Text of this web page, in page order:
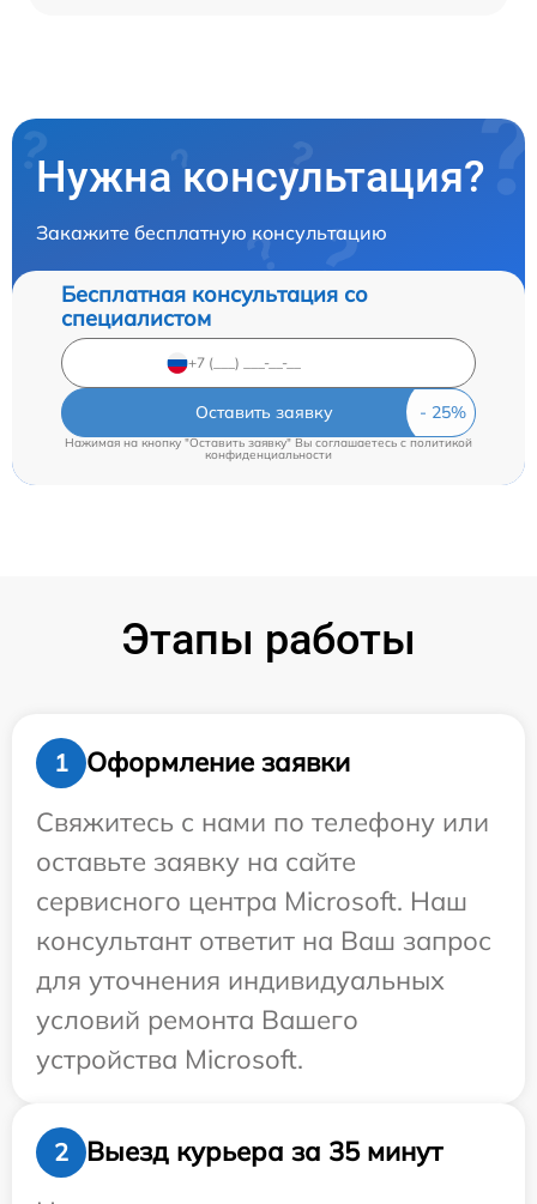
Нужна консультация?
Закажите бесплатную консультацию
Бесплатная консультация со
специалистом
Оставить заявку
Нажимая на кнопку "Оставить заявку" Вы соглашаетесь cполитикой
конфиденциальности
Этапы работы
1
Оформление заявки
Свяжитесь с нами по телефону или
оставьте заявку на сайте
сервисного центра Microsoft. Наш
консультант ответит на Ваш запрос
для уточнения индивидуальных
условий ремонта Вашего
устройства Microsoft.
2
Выезд курьера за 35 минут